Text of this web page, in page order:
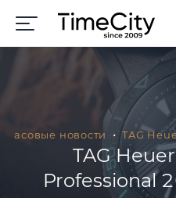
Часовые новости TAG
TAG
Professional